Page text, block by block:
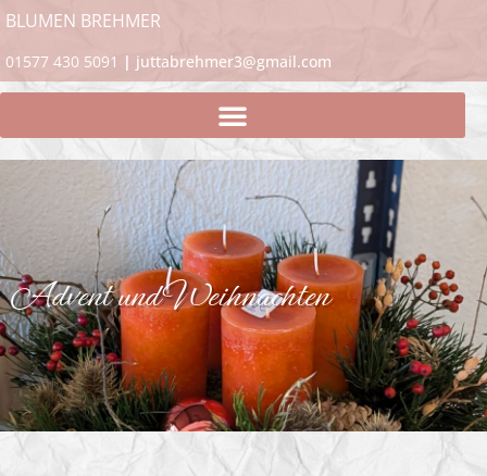
BLUMEN BREHMER
01577 430 5091 | juttabrehmer3@gmail.com
Advent und Weihnachten